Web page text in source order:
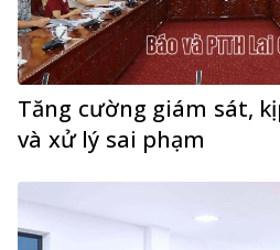
Tăng cường giám sát,
và xử lý sai phạm